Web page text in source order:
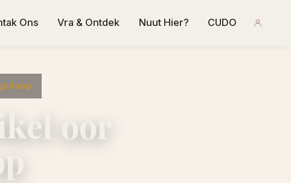
Ons Vra & Ontdek Nuut Hier? CUDO
oor